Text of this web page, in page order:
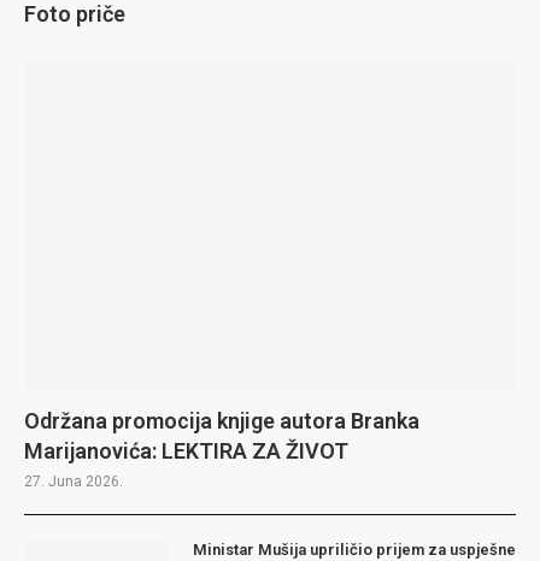
Foto priče
Održana promocija knjige autora Branka
Marijanovića: LEKTIRA ZA ŽIVOT
27. Juna 2026.
Ministar Mušija upriličio prijem za uspješne